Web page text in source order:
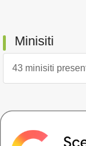
Minisiti
43 minisiti